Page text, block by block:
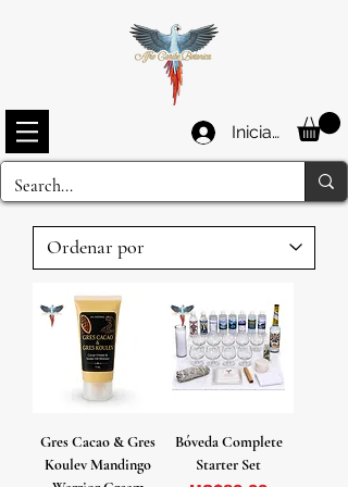
Iniciar sesión
Gres Cacao & Gres
Koulev Mandingo
Bóveda Complete
Starter Set